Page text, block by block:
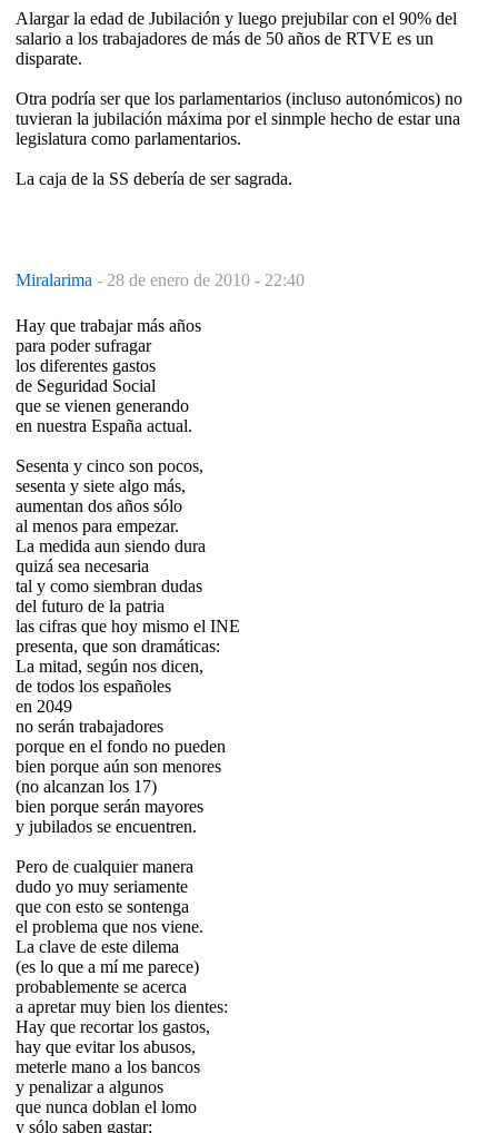
Alargar la edad de Jubilación y luego prejubilar con el 90% del
salario a los trabajadores de más de 50 años de RTVE es un
disparate.
Otra podría ser que los parlamentarios (incluso autonómicos) no
tuvieran la jubilación máxima por el sinmple hecho de estar una
legislatura como parlamentarios.
La caja de la SS debería de ser sagrada.
Miralarima - 28 de enero de 2010 - 22:40
Hay que trabajar más años
para poder sufragar
los diferentes gastos
de Seguridad Social
que se vienen generando
en nuestra España actual.
Sesenta y cinco son pocos,
sesenta y siete algo más,
aumentan dos años sólo
al menos para empezar.
La medida aun siendo dura
quizá sea necesaria
tal y como siembran dudas
del futuro de la patria
las cifras que hoy mismo el INE
presenta, que son dramáticas:
La mitad, según nos dicen,
de todos los españoles
en 2049
no serán trabajadores
porque en el fondo no pueden
bien porque aún son menores
(no alcanzan los 17)
bien porque serán mayores
y jubilados se encuentren.
Pero de cualquier manera
dudo yo muy seriamente
que con esto se sontenga
el problema que nos viene.
La clave de este dilema
(es lo que a mí me parece)
probablemente se acerca
a apretar muy bien los dientes:
Hay que recortar los gastos,
hay que evitar los abusos,
meterle mano a los bancos
y penalizar a algunos
que nunca doblan el lomo
y sólo saben gastar;